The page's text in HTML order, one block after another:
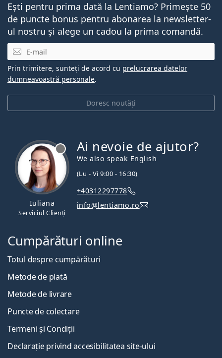
Ești pentru prima dată la Lentiamo? Primește 50
de puncte bonus pentru abonarea la newsletter-
ul nostru și alege un cadou la prima comandă.
E-mail
Doresc noutăți
Prin trimitere, sunteți de acord cu prelucrarea datelor
dumneavoastră personale.
Iuliana
Serviciul Clienți
Ai nevoie de ajutor?
We also speak English
(Lu - Vi 9:00 - 16:30)
+40312297778
info@lentiamo.ro
Cumpărături online
Totul despre cumpărături
Metode de plată
Metode de livrare
Puncte de colectare
Termeni și Condiții
Declarație privind accesibilitatea site-ului